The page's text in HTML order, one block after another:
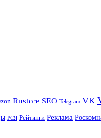
Rustore SEO Telegram VK
РСЯ Рейтинги Реклама